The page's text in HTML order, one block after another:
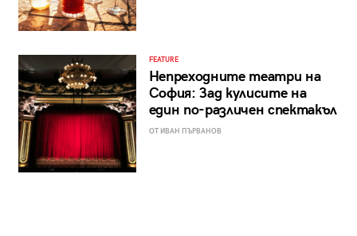
FEATURE
Непреходните театри на
София: Зад кулисите на
един по-различен спектакъл
ОТ ИВАН ПЪРВАНОВ